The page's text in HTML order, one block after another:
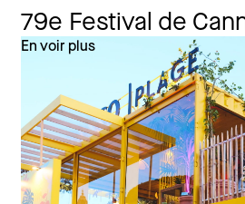
79e Festival de
En voir plus